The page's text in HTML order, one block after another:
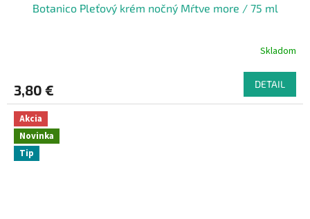
Botanico Pleťový krém nočný Mŕtve more / 75 ml
Skladom
3,80 € DETAIL
Akcia
Novinka
Tip